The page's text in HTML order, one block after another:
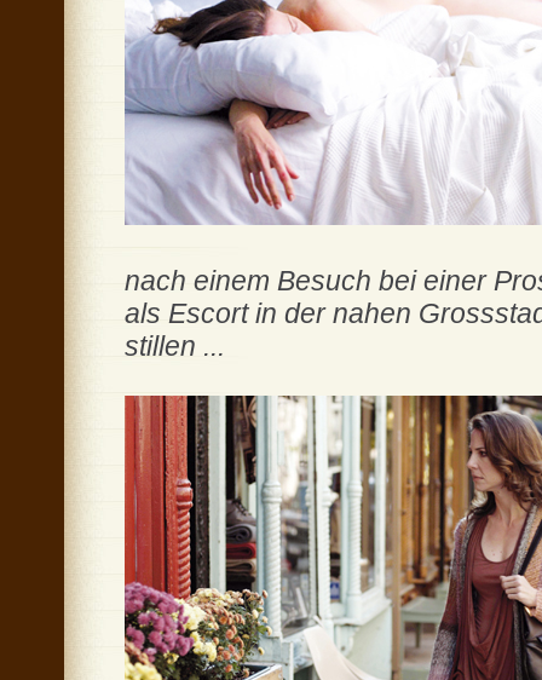
nach einem Besuch bei einer
als Escort in der nahen
stillen ...